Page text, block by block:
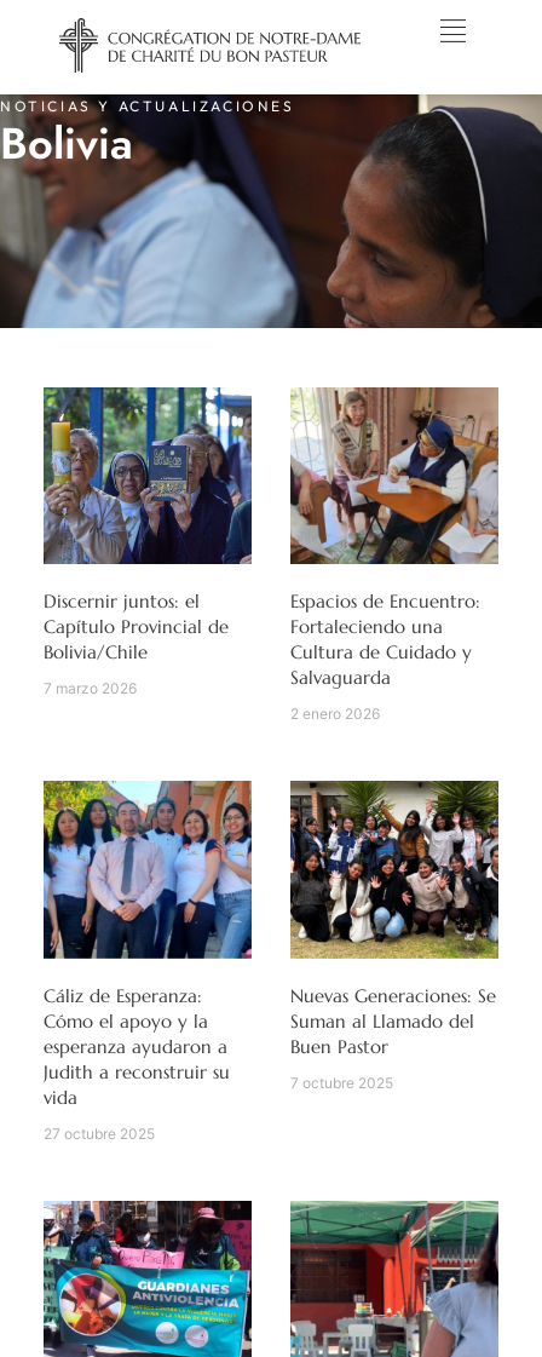
NOTICIAS Y ACTUALIZACIONES
Bolivia
Discernir juntos: el
Capítulo Provincial de
Bolivia/Chile
7 marzo 2026
Espacios de Encuentro:
Fortaleciendo una
Cultura de Cuidado y
Salvaguarda
2 enero 2026
Cáliz de Esperanza:
Cómo el apoyo y la
esperanza ayudaron a
Judith a reconstruir su
vida
27 octubre 2025
Nuevas Generaciones: Se
Suman al Llamado del
Buen Pastor
7 octubre 2025